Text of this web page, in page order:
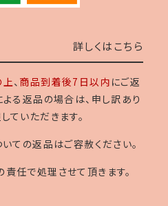
詳しくはこちら
上、 商品到着後7日以内 にご返
る返品の場合は、申し訳あり
ていただきます。
ての返品はご容赦ください。
任で処理させて頂きます。